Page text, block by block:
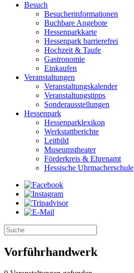
Besuch
Besucherinformationen
Buchbare Angebote
Hessenparkkarte
Hessenpark barrierefrei
Hochzeit & Taufe
Gastronomie
Einkaufen
Veranstaltungen
Veranstaltungskalender
Veranstaltungstipps
Sonderausstellungen
Hessenpark
Hessenparklexikon
Werkstattberichte
Leitbild
Museumstheater
Förderkreis & Ehrenamt
Hessische Uhrmacherschule
Vorführhandwerk